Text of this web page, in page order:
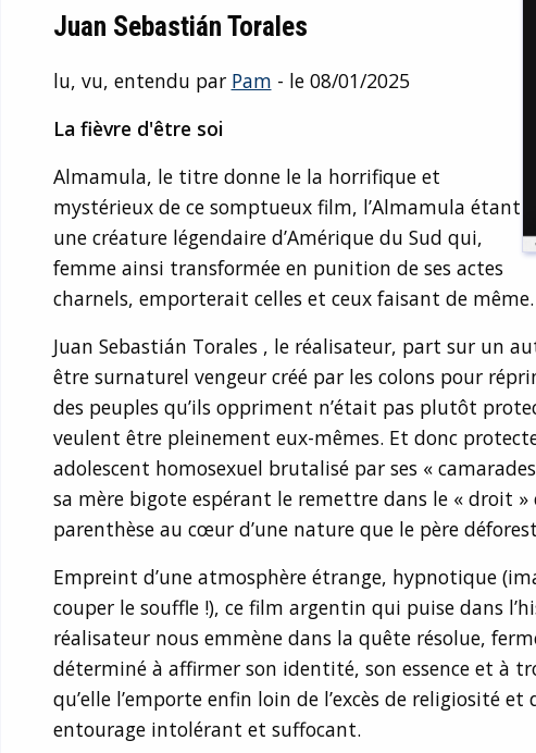
Juan Sebastián Torales
lu, vu, entendu par Pam - le 08/01/2025
La fièvre d'être soi
Almamula, le titre donne le la horrifique et
mystérieux de ce somptueux film, l’Almamula étant
une créature légendaire d’Amérique du Sud qui,
femme ainsi transformée en punition de ses actes
charnels, emporterait celles et ceux faisant de même.
Juan Sebastián Torales , le réalisateur, part sur un
être surnaturel vengeur créé par les colons pour
des peuples qu’ils oppriment n’était pas plutôt
veulent être pleinement eux-mêmes. Et donc
adolescent homosexuel brutalisé par ses «
sa mère bigote espérant le remettre dans le « droit
parenthèse au cœur d’une nature que le père
Empreint d’une atmosphère étrange, hypnotique
couper le souffle !), ce film argentin qui puise dans
réalisateur nous emmène dans la quête résolue,
déterminé à affirmer son identité, son essence et à
qu’elle l’emporte enfin loin de l’excès de religiosité
entourage intolérant et suffocant.